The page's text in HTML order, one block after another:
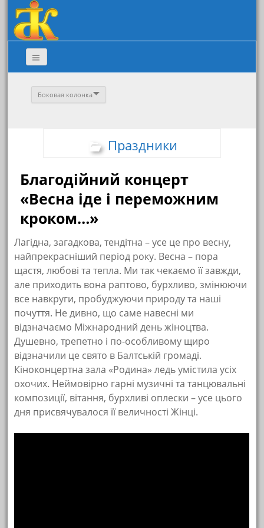
Боковая колонка
Праздники
Благодійний концерт
«Весна іде і переможним
кроком…»
Лагідна, загадкова, тендітна – усе це про весну,
найпрекрасніший період року. Весна – пора
щастя, любові та тепла. Ми так чекаємо її завжди,
але приходить вона раптово, бурхливо, змінюючи
все навкруги, пробуджуючи природу та наші
почуття. Не дивно, що саме навесні ми
відзначаємо Міжнародний день жіноцтва.
Душевно, трепетно і по-особливому щиро
відзначили це свято в Балтській громаді.
Кіноконцертна зала «Родина» ледь умістила усіх
охочих. Неймовірно гарні музичні та танцювальні
композиції, вітання, бурхливі оплески – усе цього
дня присвячувалося її величності Жінці.